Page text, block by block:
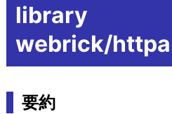
library
webrick/
要約